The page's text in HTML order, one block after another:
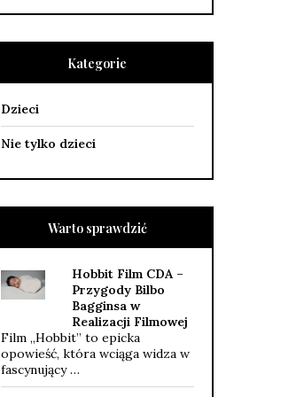
Kategorie
Dzieci
Nie tylko dzieci
Warto sprawdzić
Hobbit Film CDA –
Przygody Bilbo
Bagginsa w
Realizacji Filmowej
Film „Hobbit” to epicka
opowieść, która wciąga widza w
fascynujący …